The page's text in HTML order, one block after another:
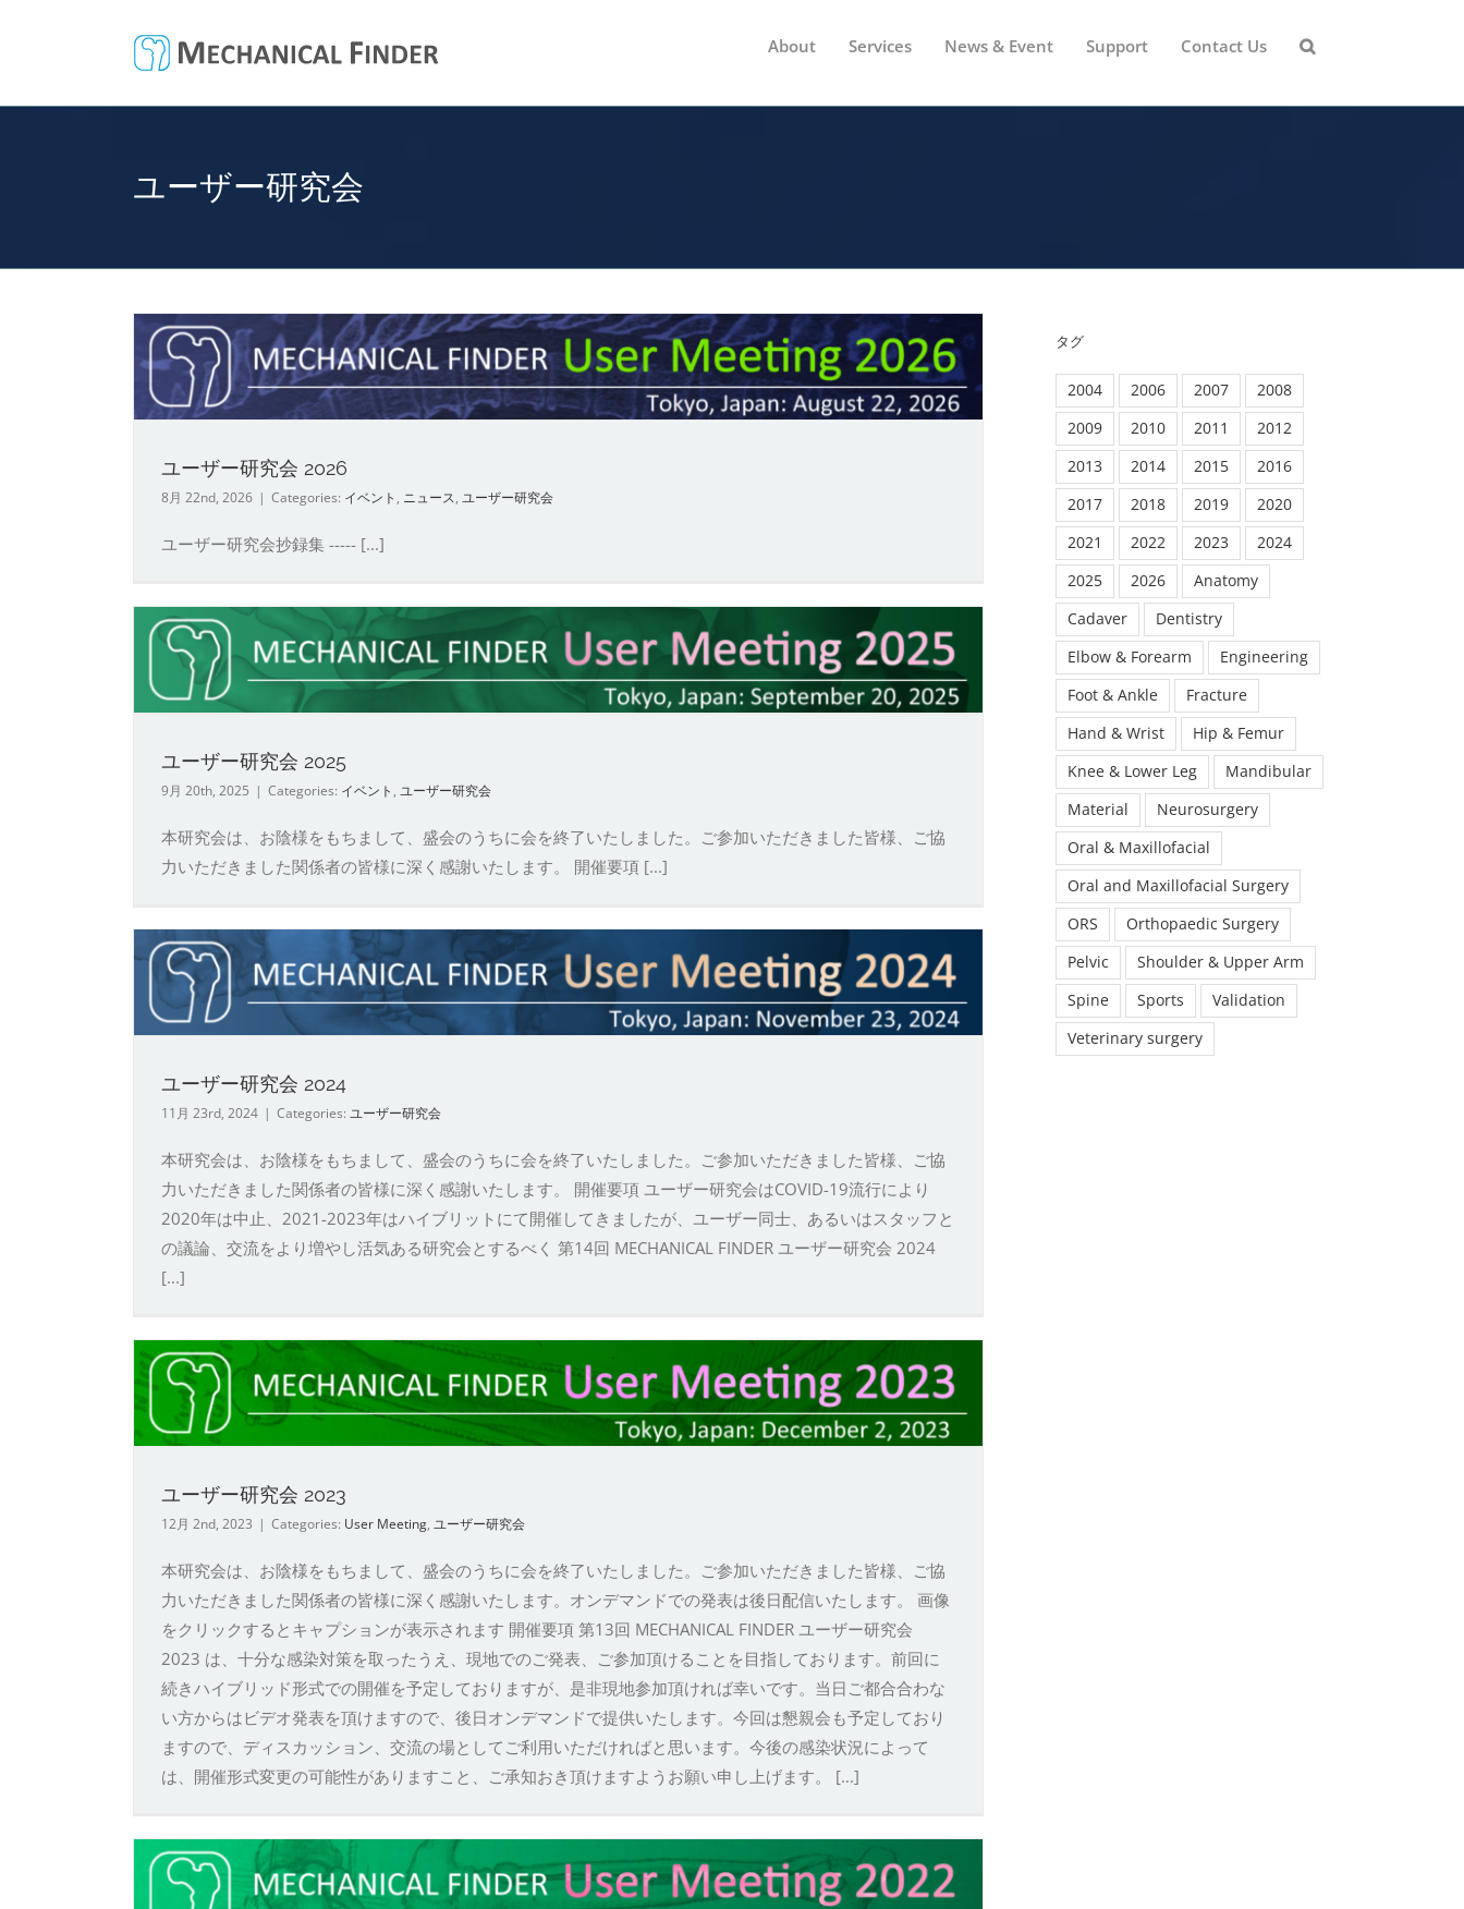
About Services News & Event Support Contact Us
ユーザー研究会
ユーザー研究会 2026
8月 22nd, 2026 | Categories: イベント , ニュース, ユーザー研究会
ユーザー研究会抄録集 ----- [...]
ユーザー研究会 2025
9月 20th, 2025 | Categories: イベント , ユーザー研究会
本研究会は、お陰様をもちまして、盛会のうちに会を終了いたしました。ご参加いただきました皆様、ご協
力いただきました関係者の皆様に深く感謝いたします。 開催要項 [...]
ユーザー研究会 2024
11月 23rd, 2024 | Categories: ユーザー研究会
本研究会は、お陰様をもちまして、盛会のうちに会を終了いたしました。ご参加いただきました皆様、ご協
力いただきました関係者の皆様に深く感謝いたします。 開催要項 ユーザー研究会はCOVID-19流行により
2020年は中止、2021-2023年はハイブリットにて開催してきましたが、ユーザー同士、あるいはスタッフと
の議論、交流をより増やし活気ある研究会とするべく 第14回 MECHANICAL FINDER ユーザー研究会 2024
[...]
ユーザー研究会 2023
12月 2nd, 2023 | Categories: User Meeting, ユーザー研究会
本研究会は、お陰様をもちまして、盛会のうちに会を終了いたしました。ご参加いただきました皆様、ご協
力いただきました関係者の皆様に深く感謝いたします。オンデマンドでの発表は後日配信いたします。 画像
をクリックするとキャプションが表示されます 開催要項 第13回 MECHANICAL FINDER ユーザー研究会
2023 は、十分な感染対策を取ったうえ、現地でのご発表、ご参加頂けることを目指しております。前回に
続きハイブリッド形式での開催を予定しておりますが、是非現地参加頂ければ幸いです。当日ご都合合わな
い方からはビデオ発表を頂けますので、後日オンデマンドで提供いたします。今回は懇親会も予定しており
ますので、ディスカッション、交流の場としてご利用いただければと思います。今後の感染状況によって
は、開催形式変更の可能性がありますこと、ご承知おき頂けますようお願い申し上げます。 [...]
タグ
2004 2006 2007
2008
2009
2010 2011
2012
2013
2014 2015
2016
2017
2018 2019
2020
2021
2022 2023
2024
2025
2026
Anatomy
Cadaver
Dentistry
Elbow & Forearm
Engineering
Foot & Ankle
Fracture
Hand & Wrist
Hip & Femur
Knee & Lower Leg
Mandibular
Material
Neurosurgery
Oral & Maxillofacial
Oral and Maxillofacial Surgery
ORS
Orthopaedic Surgery
Pelvic
Shoulder & Upper Arm
Spine
Sports
Validation
Veterinary surgery